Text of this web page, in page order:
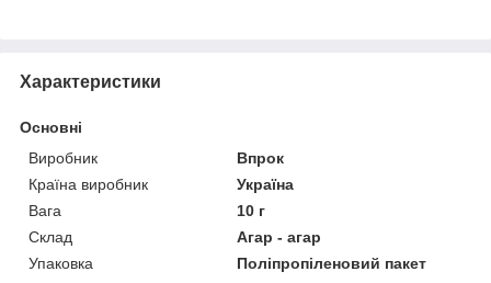
Характеристики
Основні
Виробник
Впрок
Країна виробник
Україна
Вага
10 г
Склад
Агар - агар
Упаковка
Поліпропіленовий пакет